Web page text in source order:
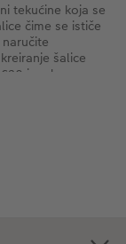
tekućine koja se
čime se ističe
šalice
i malo
šalicu:
dodati